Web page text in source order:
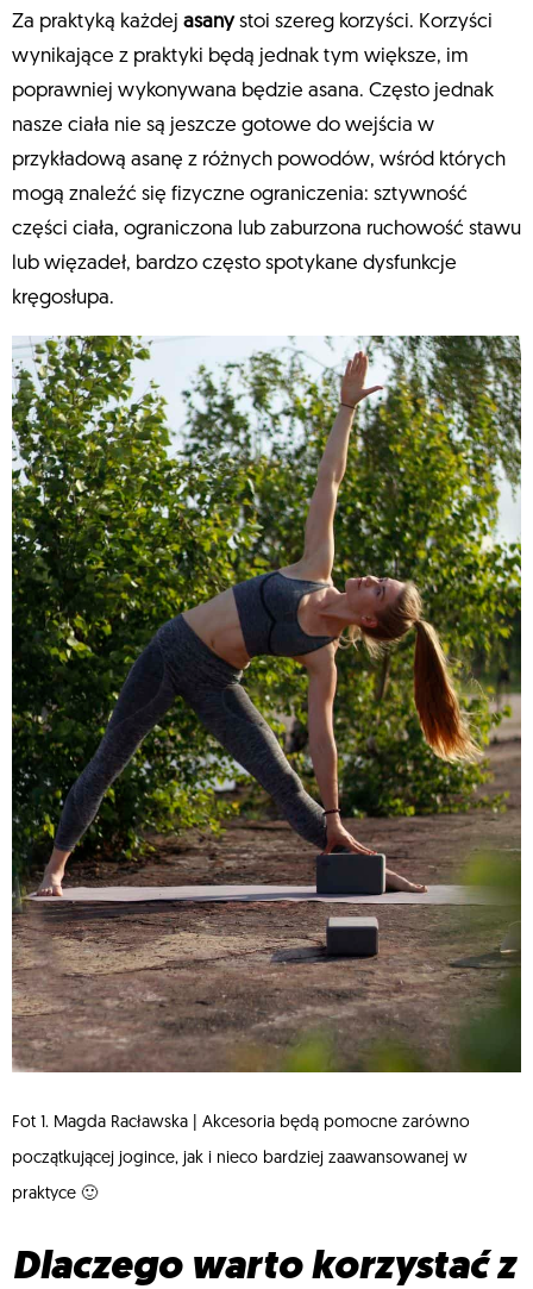
Za praktyką każdej asanystoi szereg korzyści. Korzyści
wynikające z praktyki będą jednak tym większe, im
poprawniej wykonywana będzie asana. Często jednak
nasze ciała nie są jeszcze gotowe do wejścia w
przykładową asanę z różnych powodów, wśród których
mogą znaleźć się fizyczne ograniczenia: sztywność
części ciała, ograniczona lub zaburzona ruchowość stawu
lub więzadeł, bardzo często spotykane dysfunkcje
kręgosłupa.
Fot 1. Magda Racławska | Akcesoria będą pomocne zarówno
początkującej jogince, jak i nieco bardziej zaawansowanej w
praktyce 🙂
Dlaczego warto korzystać z